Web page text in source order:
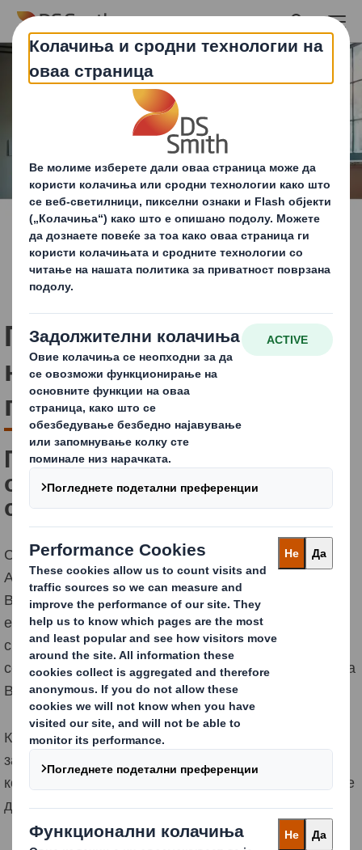
Skip to main content
Придружете им се на
нашите експерти на
патување
Пакувањето е многу повеќе
од само кутија. Тоа влијае на
сè.
Само помислете за репутацијата на Вашиот бренд.
Актуелни видеа за распакувување на производи.
Вашиот еколошки отпечаток. Но исто толку
ефективност на трошоците, ефикасноста на
складиштето или продажбата во маркетите. И,
секако, оригиналната цел на пакувањето: заштита на
Вашите производи.
Кога е направено правилно, може да генерира
заштеди, да Ви даде можност да останете пред
конкуренцијата и да станете поодржливи. Но од каде
да почнете?